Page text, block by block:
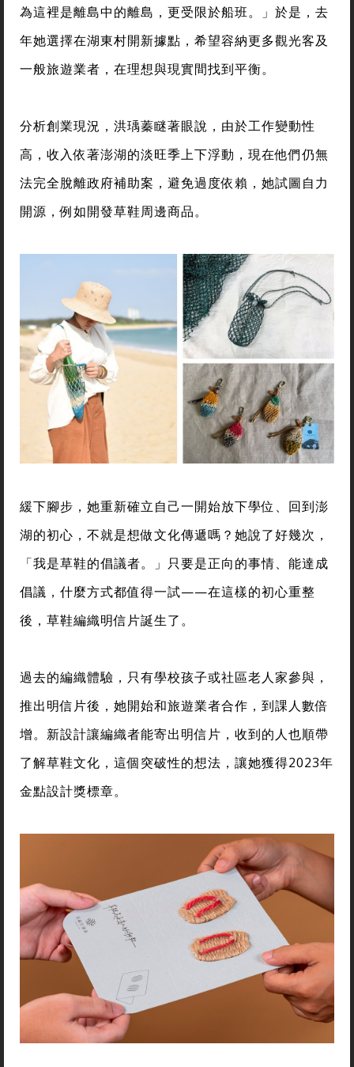
為這裡是離島中的離島，更受限於船班。」於是，去
年她選擇在湖東村開新據點，希望容納更多觀光客及
一般旅遊業者，在理想與現實間找到平衡。
分析創業現況，洪瑀蓁瞇著眼說，由於工作變動性
高，收入依著澎湖的淡旺季上下浮動，現在他們仍無
法完全脫離政府補助案，避免過度依賴，她試圖自力
開源，例如開發草鞋周邊商品。
緩下腳步，她重新確立自己一開始放下學位、回到澎
湖的初心，不就是想做文化傳遞嗎？她說了好幾次，
「我是草鞋的倡議者。」只要是正向的事情、能達成
倡議，什麼方式都值得一試——在這樣的初心重整
後，草鞋編織明信片誕生了。
過去的編織體驗，只有學校孩子或社區老人家參與，
推出明信片後，她開始和旅遊業者合作，到課人數倍
增。新設計讓編織者能寄出明信片，收到的人也順帶
了解草鞋文化，這個突破性的想法，讓她獲得2023年
金點設計獎標章。